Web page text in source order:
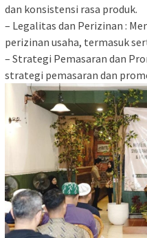
dan konsistensi rasa produk.
– Legalitas dan Perizinan :
perizinan usaha, termasuk
– Strategi Pemasaran dan
strategi pemasaran dan